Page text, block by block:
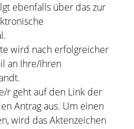
ebenfalls über das zur
wird nach erfolgreicher
an Ihre/Ihren
r geht auf den Link der
Antrag aus. Um einen
wird das Aktenzeichen